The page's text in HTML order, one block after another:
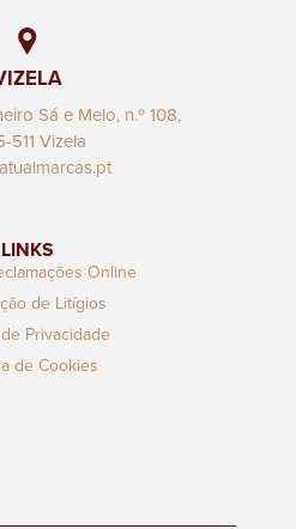
Sá e Melo, n.º 108,
511 Vizela
LINKS
Online
de Litígios
Privacidade
de Cookies